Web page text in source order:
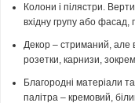
Колони і пілястри.
вхідну групу або фасад,
Декор – стриманий, але
розетки, карнизи,
Благородні матеріали
палітра – кремовий,